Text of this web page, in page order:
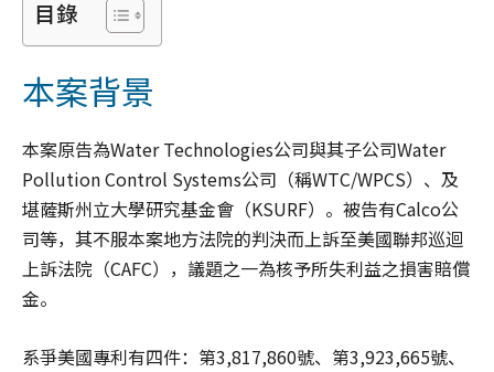
目錄
本案背景
本案原告為Water Technologies公司與其子公司Water
Pollution Control Systems公司（稱WTC/WPCS）、及
堪薩斯州立大學研究基金會（KSURF）。被告有Calco公
司等，其不服本案地方法院的判決而上訴至美國聯邦巡迴
上訴法院（CAFC），議題之一為核予所失利益之損害賠償
金。
系爭美國專利有四件：第3,817,860號、第3,923,665號、